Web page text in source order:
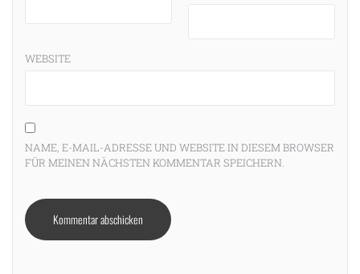
WEBSITE
NAME, E-MAIL-ADRESSE UND WEBSITE IN DIESEM BROWSER
FÜR MEINEN NÄCHSTEN KOMMENTAR SPEICHERN.